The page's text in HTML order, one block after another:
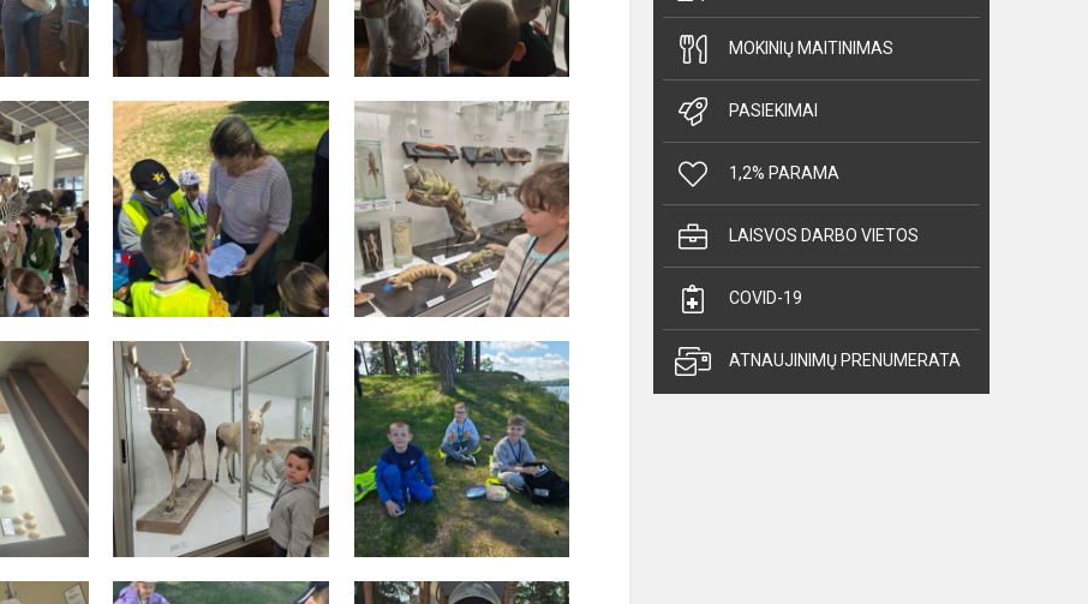
MOKINIŲ MAITINIMAS
PASIEKIMAI
1,2% PARAMA
LAISVOS DARBO VIETOS
COVID-19
ATNAUJINIMŲ PRENUMERATA